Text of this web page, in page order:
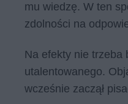
mu wiedzę. W ten
zdolności na
Na efekty nie trzeba
utalentowanego.
wcześnie zaczął